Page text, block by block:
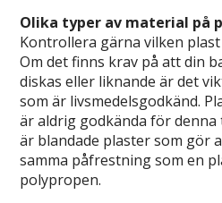
Olika typer av material på
Kontrollera gärna vilken
Om det finns krav på att din
diskas eller liknande är det
som är livsmedelsgodkänd.
är aldrig godkända för
är blandade plaster som gör
samma påfrestning som en
polypropen.